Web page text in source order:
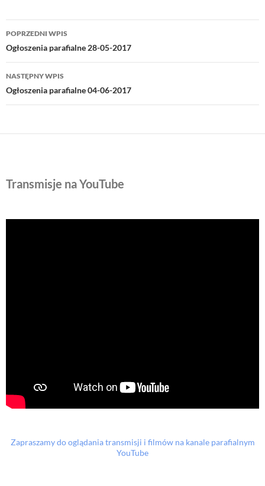
Nawigacja
wpisu
POPRZEDNI WPIS
Ogłoszenia parafialne 28-05-2017
NASTĘPNY WPIS
Ogłoszenia parafialne 04-06-2017
Transmisje na YouTube
Zapraszamy do oglądania transmisji i filmów na kanale parafialnym
YouTube